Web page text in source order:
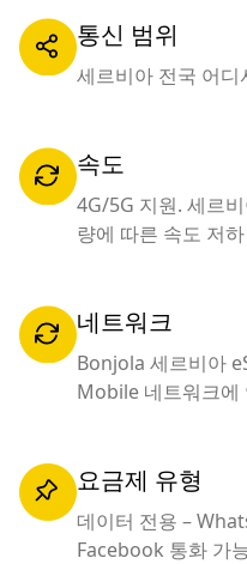
통신 범위
세르비아 전국 어디
속도
4G/5G 지원. 세르
량에 따른 속도 저
네트워크
Bonjola 세르비아
Mobile 네트워크에
요금제 유형
데이터 전용 –
Facebook 통화 가